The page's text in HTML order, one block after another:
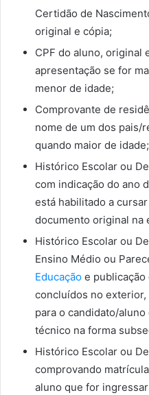
Certidão de
original e cópia;
CPF do aluno, original
apresentação se for
menor de idade;
Comprovante de
nome de um dos pais/
quando maior de idade;
Histórico Escolar ou
com indicação do ano
está habilitado a
documento original na
Histórico Escolar ou
Ensino Médio ou
Educação e publicação
concluídos no
para o candidato/
técnico na forma
Histórico Escolar ou
comprovando
aluno que for